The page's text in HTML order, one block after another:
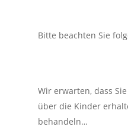
Bitte beachten Sie
Wir erwarten, dass
über die Kinder
behandeln…